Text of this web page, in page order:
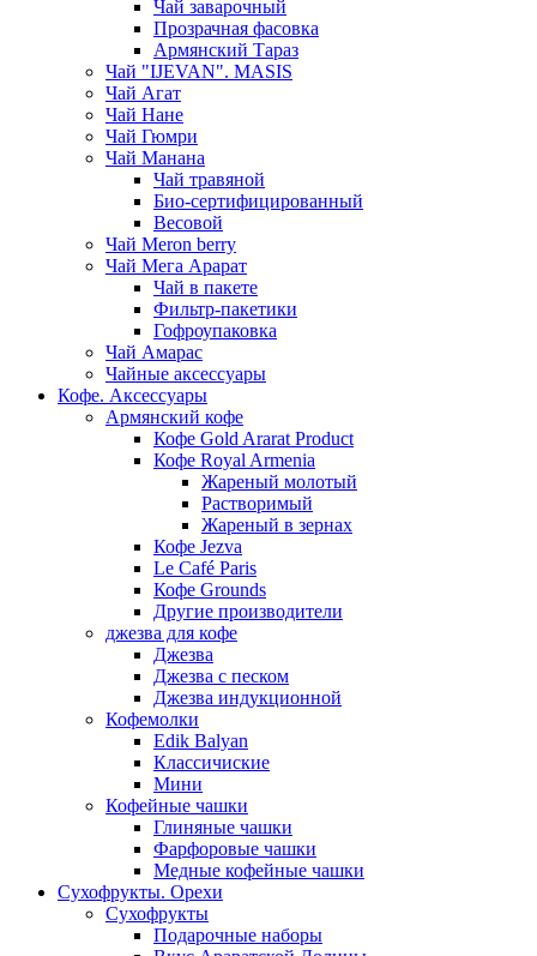
Чай заварочный
Прозрачная фасовка
Армянский Тараз
Чай "IJEVAN". MASIS
Чай Агат
Чай Нане
Чай Гюмри
Чай Манана
Чай травяной
Био-сертифицированный
Весовой
Чай Meron berry
Чай Мега Арарат
Чай в пакете
Фильтр-пакетики
Гофроупаковка
Чай Амарас
Чайные аксессуары
Кофе. Аксессуары
Армянский кофе
Кофе Gold Ararat Product
Кофе Royal Armenia
Жареный молотый
Растворимый
Жареный в зернах
Кофе Jezva
Le Café Paris
Кофе Grounds
Другие производители
джезва для кофе
Джезва
Джезва с песком
Джезва индукционной
Кофемолки
Edik Balyan
Классичиские
Мини
Кофейные чашки
Глиняные чашки
Фарфоровые чашки
Медные кофейные чашки
Сухофрукты. Орехи
Сухофрукты
Подарочные наборы